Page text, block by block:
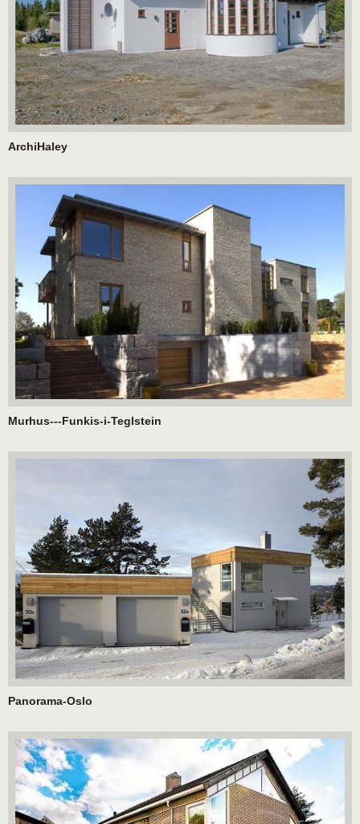
ArchiHaley
Murhus---Funkis-i-Teglstein
Panorama-Oslo